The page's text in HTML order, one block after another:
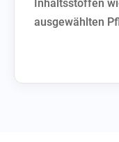
Inhaltsstoffen
ausgewählten